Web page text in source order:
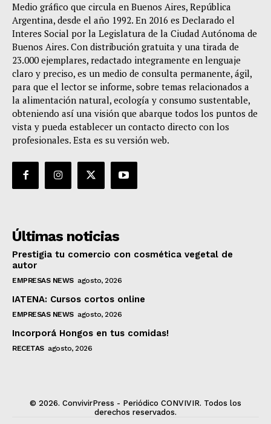
Medio gráfico que circula en Buenos Aires, República
Argentina, desde el año 1992. En 2016 es Declarado el
Interes Social por la Legislatura de la Ciudad Autónoma de
Buenos Aires. Con distribución gratuita y una tirada de
23.000 ejemplares, redactado integramente en lenguaje
claro y preciso, es un medio de consulta permanente, ágil,
para que el lector se informe, sobre temas relacionados a
la alimentación natural, ecología y consumo sustentable,
obteniendo así una visión que abarque todos los puntos de
vista y pueda establecer un contacto directo con los
profesionales. Esta es su versión web.
Últimas noticias
Prestigia tu comercio con cosmética vegetal de
autor
EMPRESAS NEWS agosto, 2026
IATENA: Cursos cortos online
EMPRESAS NEWS agosto, 2026
Incorporá Hongos en tus comidas!
RECETAS agosto, 2026
© 2026. ConvivirPress - Periódico CONVIVIR. Todos los
derechos reservados.